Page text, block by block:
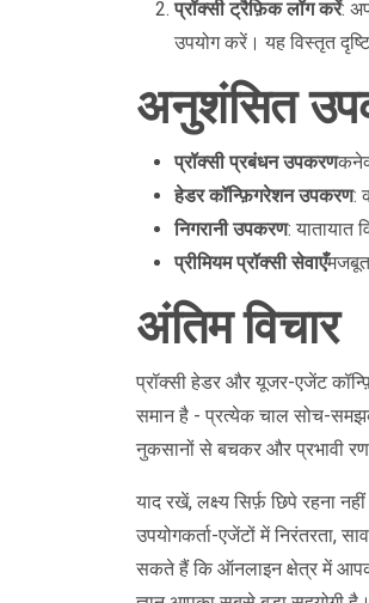
प्रॉक्सी ट्रैफ़िक लॉग करें:
उपयोग करें। यह विस्तृत
अनुशंसित
प्रॉक्सी प्रबंधन उपकरण
हेडर कॉन्फ़िगरेशन उपकरण:
निगरानी उपकरण: यातायात
प्रीमियम प्रॉक्सी सेवाएँमजबूत
अंतिम विचार
प्रॉक्सी हेडर और यूजर-एजेंट
समान है - प्रत्येक चाल सोच-
नुकसानों से बचकर और प्रभावी
याद रखें, लक्ष्य सिर्फ़ छिपे रहना
उपयोगकर्ता-एजेंटों में निरंतरता,
सकते हैं कि ऑनलाइन क्षेत्र में आपकी